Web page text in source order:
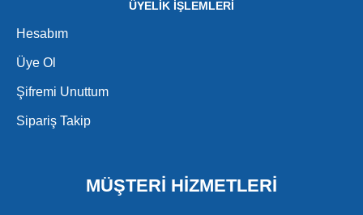
ÜYELİK İŞLEMLERİ
Hesabım
Üye Ol
Şifremi Unuttum
Sipariş Takip
MÜŞTERİ HİZMETLERİ